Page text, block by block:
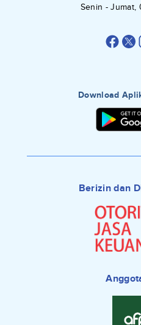
Senin - Jumat,
Download
Berizin dan